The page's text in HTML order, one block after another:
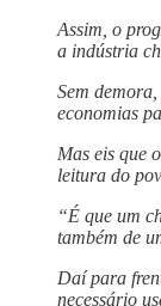
Assim, o
a indústria
Sem
economias
Mas eis que
leitura do
“É que um
também de
Daí para
necessário